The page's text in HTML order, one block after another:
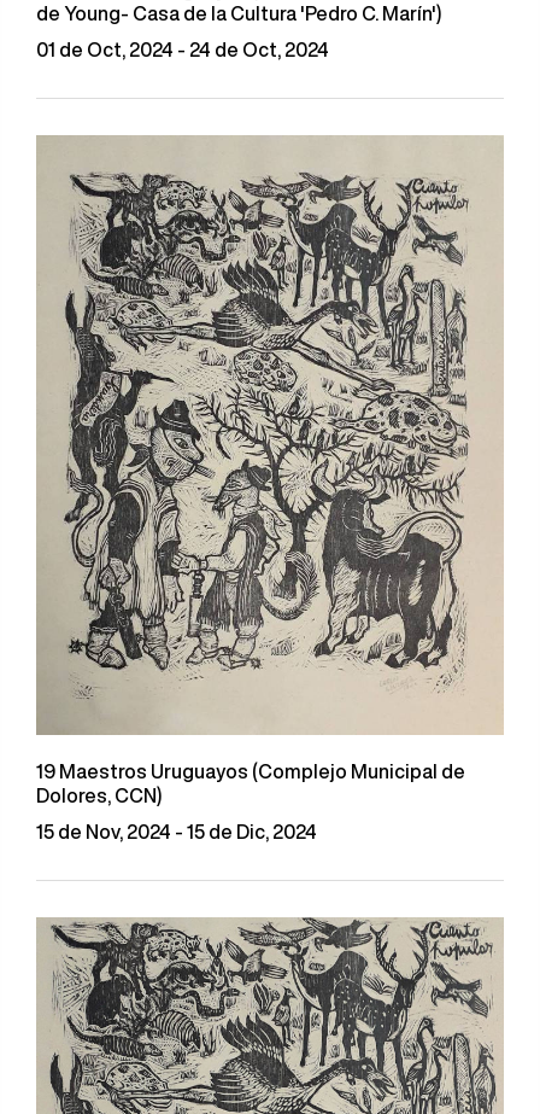
de Young- Casa de la Cultura 'Pedro C. Marín')
01 de Oct, 2024 - 24 de Oct, 2024
19 Maestros Uruguayos (Complejo Municipal de
Dolores, CCN)
15 de Nov, 2024 - 15 de Dic, 2024